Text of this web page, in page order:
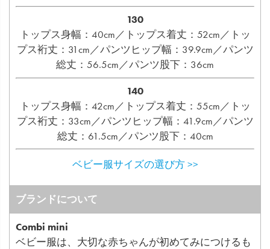
130
トップス身幅：40cm／トップス着丈：52cm／トッ
プス裄丈：31cm／パンツヒップ幅：39.9cm／パンツ
総丈：56.5cm／パンツ股下：36cm
140
トップス身幅：42cm／トップス着丈：55cm／トッ
プス裄丈：33cm／パンツヒップ幅：41.9cm／パンツ
総丈：61.5cm／パンツ股下：40cm
ベビー服サイズの選び方 >>
ブランドについて
Combi mini
ベビー服は、大切な赤ちゃんが初めてみにつけるも